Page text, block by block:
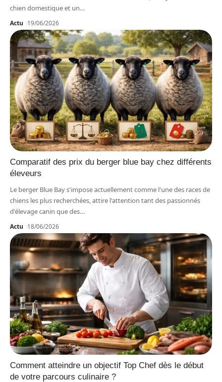
chien domestique et un…
Actu 19/06/2026
Comparatif des prix du berger blue bay chez différents
éleveurs
Le berger Blue Bay s'impose actuellement comme l'une des races de
chiens les plus recherchées, attire l'attention tant des passionnés
d'élevage canin que des…
Actu 18/06/2026
Comment atteindre un objectif Top Chef dès le début
de votre parcours culinaire ?